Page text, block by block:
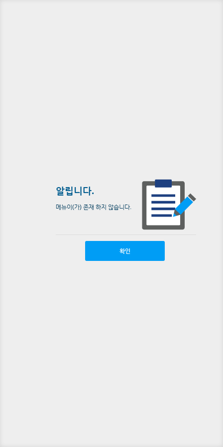
알립니다.
메뉴이(가) 존재 하지 않습니다.